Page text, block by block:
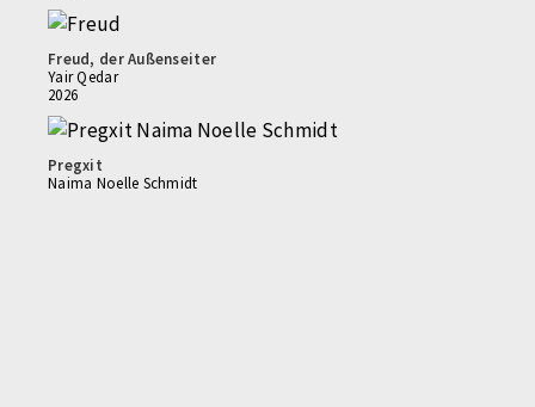
Freud, der Außenseiter
Yair Qedar
2026
Pregxit
Naima Noelle Schmidt